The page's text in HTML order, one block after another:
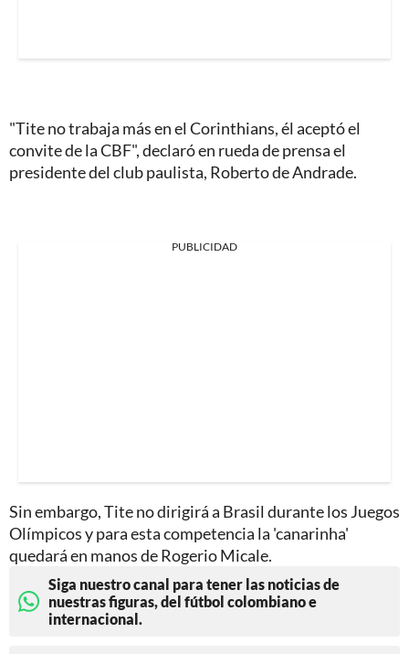
"Tite no trabaja más en el Corinthians, él aceptó el
convite de la CBF", declaró en rueda de prensa el
presidente del club paulista, Roberto de Andrade.
PUBLICIDAD
Sin embargo, Tite no dirigirá a Brasil durante los Juegos
Olímpicos y para esta competencia la 'canarinha'
quedará en manos de Rogerio Micale.
Siga nuestro canal para tener las noticias de
nuestras figuras, del fútbol colombiano e
internacional.